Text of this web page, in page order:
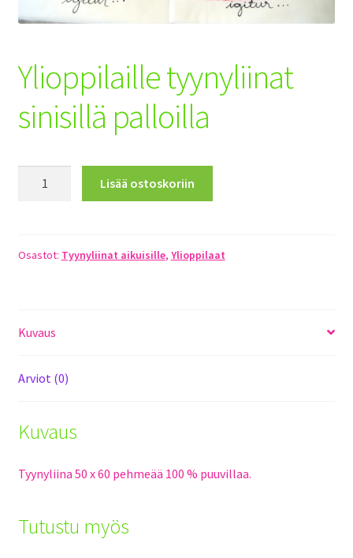
Toimitusehdot
Registration
Ylioppilaille tyynyliinat
sinisillä palloilla
määrä
Lisää ostoskoriin
Osastot: Tyynyliinat aikuisille, Ylioppilaat
Kuvaus
Arviot (0)
Kuvaus
Tyynyliina 50 x 60 pehmeää 100 % puuvillaa.
Tutustu myös